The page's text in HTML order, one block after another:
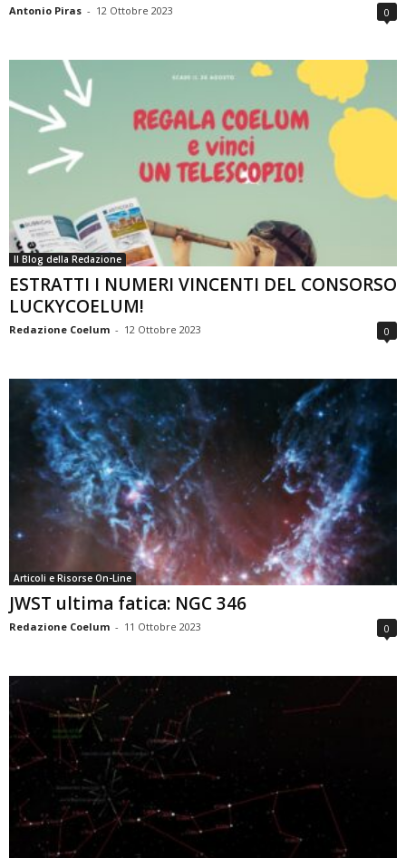
Antonio Piras - 12 Ottobre 2023 0
Il Blog della Redazione
ESTRATTI I NUMERI VINCENTI DEL CONSORSO
LUCKYCOELUM!
Redazione Coelum - 12 Ottobre 2023 0
Articoli e Risorse On-Line
JWST ultima fatica: NGC 346
Redazione Coelum - 11 Ottobre 2023 0